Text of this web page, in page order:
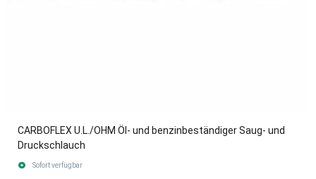
CARBOFLEX U.L./OHM Öl- und benzinbeständiger Saug- und
Druckschlauch
Sofort verfügbar